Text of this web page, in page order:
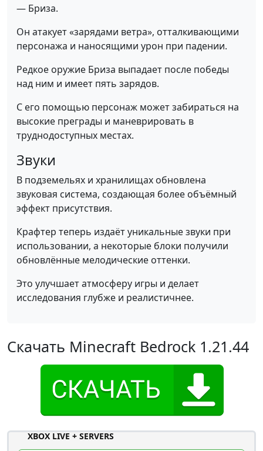
— Бриза.
Он атакует «зарядами ветра», отталкивающими
персонажа и наносящими урон при падении.
Редкое оружие Бриза выпадает после победы
над ним и имеет пять зарядов.
С его помощью персонаж может забираться на
высокие преграды и маневрировать в
труднодоступных местах.
Звуки
В подземельях и хранилищах обновлена
звуковая система, создающая более объёмный
эффект присутствия.
Крафтер теперь издаёт уникальные звуки при
использовании, а некоторые блоки получили
обновлённые мелодические оттенки.
Это улучшает атмосферу игры и делает
исследования глубже и реалистичнее.
Скачать Minecraft Bedrock 1.21.44
XBOX LIVE + SERVERS